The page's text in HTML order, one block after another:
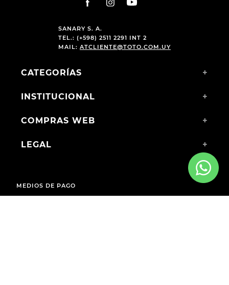
SANARY S. A.
TEL.: (+598) 2511 2291 INT 2
MAIL: ATCLIENTE@TOTO.COM.UY
CATEGORÍAS +
INSTITUCIONAL +
COMPRAS WEB +
LEGAL +
MEDIOS DE PAGO